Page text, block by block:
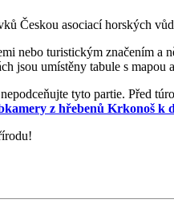
Českou asociací horských
nebo turistickým značením
jsou umístěny tabule s mapou
tyto partie. Před
z hřebenů Krkonoš k